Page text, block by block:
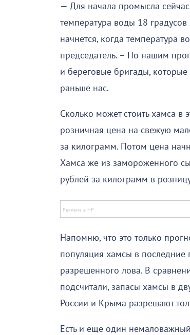
— Для начала промысла
температура воды 18
начнется, когда температура
председатель. – По нашим
и береговые бригады,
раньше нас.
Сколько может стоить хамса в
розничная цена на свежую
за килограмм. Потом цена
Хамса же из замороженного
рублей за килограмм в
Напомню, что это только
популяция хамсы в последние
разрешенного лова. В
подсчитали, запасы хамсы в
России и Крыма разрешают
Есть и еще один